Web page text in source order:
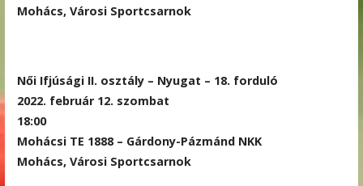
Mohács, Városi Sportcsarnok
Női Ifjúsági II. osztály – Nyugat – 18. forduló
2022. február 12. szombat
18:00
Mohácsi TE 1888 – Gárdony-Pázmánd NKK
Mohács, Városi Sportcsarnok